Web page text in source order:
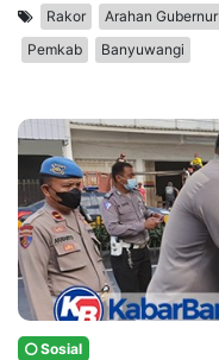
Rakor Arahan Gubernur
Pemkab
Banyuwangi
Sosial